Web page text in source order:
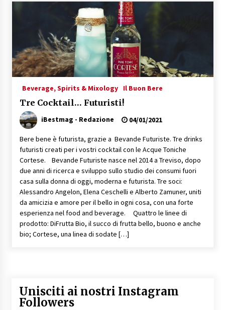
Speciale – Cinque Risi Italiani Top
04/03/2019
Speciale Vini Rosè Italiani
31/07/2018
Beverage, Spirits & Mixology Il Buon Bere
Tre Cocktail… Futuristi!
iBestmag - Redazione 04/01/2021
Bere bene è futurista, grazie a Bevande Futuriste. Tre drinks
futuristi creati per i vostri cocktail con le Acque Toniche
Cortese. Bevande Futuriste nasce nel 2014 a Treviso, dopo
due anni di ricerca e sviluppo sullo studio dei consumi fuori
casa sulla donna di oggi, moderna e futurista. Tre soci:
Alessandro Angelon, Elena Ceschelli e Alberto Zamuner, uniti
da amicizia e amore per il bello in ogni cosa, con una forte
esperienza nel food and beverage. Quattro le linee di
prodotto: DiFrutta Bio, il succo di frutta bello, buono e anche
bio; Cortese, una linea di sodate […]
Unisciti ai nostri Instagram
Followers